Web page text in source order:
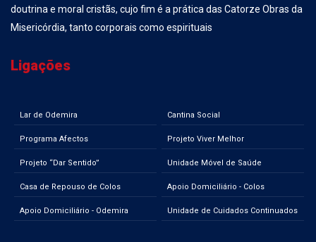
doutrina e moral cristãs, cujo fim é a prática das Catorze Obras da
Misericórdia, tanto corporais como espirituais
Ligações
Lar de Odemira Cantina Social
Programa Afectos Projeto Viver Melhor
Projeto “Dar Sentido” Unidade Móvel de Saúde
Casa de Repouso de Colos Apoio Domiciliário - Colos
Apoio Domiciliário - Odemira Unidade de Cuidados Continuados